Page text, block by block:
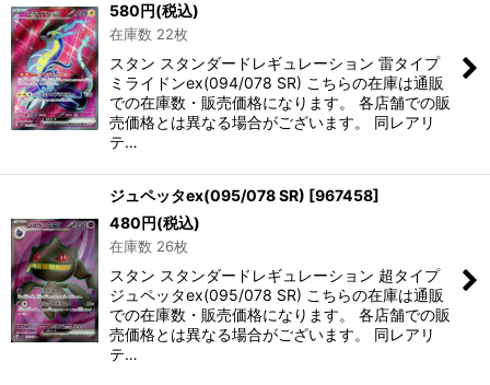
580円(税込)
在庫数 22枚
スタン スタンダードレギュレーション 雷タイプ
ミライドンex(094/078 SR) こちらの在庫は通販
での在庫数・販売価格になります。 各店舗での販
売価格とは異なる場合がございます。 同レアリ
テ…
ジュペッタex(095/078 SR) [967458]
480円(税込)
在庫数 26枚
スタン スタンダードレギュレーション 超タイプ
ジュペッタex(095/078 SR) こちらの在庫は通販
での在庫数・販売価格になります。 各店舗での販
売価格とは異なる場合がございます。 同レアリ
テ…